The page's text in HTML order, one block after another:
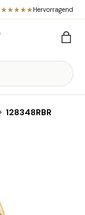
Hervorragend
128348RBR